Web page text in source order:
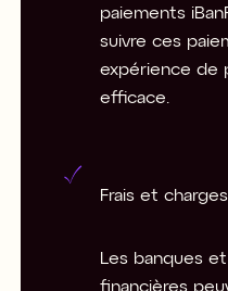
paiements
suivre ces
expérience de
efficace.
Frais et charges
Les banques
financières